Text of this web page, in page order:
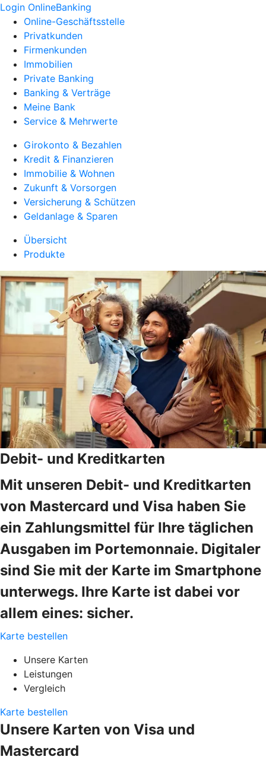
Login OnlineBanking
Online-Geschäftsstelle
Privatkunden
Firmenkunden
Immobilien
Private Banking
Banking & Verträge
Meine Bank
Service & Mehrwerte
Girokonto & Bezahlen
Kredit & Finanzieren
Immobilie & Wohnen
Zukunft & Vorsorgen
Versicherung & Schützen
Geldanlage & Sparen
Übersicht
Produkte
Debit- und Kreditkarten
Mit unseren Debit- und Kreditkarten
von Mastercard und Visa haben Sie
ein Zahlungsmittel für Ihre täglichen
Ausgaben im Portemonnaie. Digitaler
sind Sie mit der Karte im Smartphone
unterwegs. Ihre Karte ist dabei vor
allem eines: sicher.
Karte bestellen
Unsere Karten
Leistungen
Vergleich
Karte bestellen
Unsere Karten von Visa und
Mastercard